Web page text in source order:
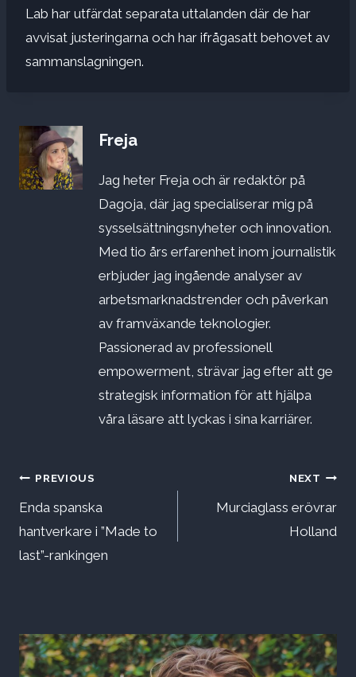
Lab har utfärdat separata uttalanden där de har
avvisat justeringarna och har ifrågasatt behovet av
sammanslagningen.
Freja
Jag heter Freja och är redaktör på
Dagoja, där jag specialiserar mig på
sysselsättningsnyheter och innovation.
Med tio års erfarenhet inom journalistik
erbjuder jag ingående analyser av
arbetsmarknadstrender och påverkan
av framväxande teknologier.
Passionerad av professionell
empowerment, strävar jag efter att ge
strategisk information för att hjälpa
våra läsare att lyckas i sina karriärer.
Inläggsnavigering
PREVIOUS
Enda spanska
hantverkare i ”Made to
last”-rankingen
NEXT
Murciaglass erövrar
Holland